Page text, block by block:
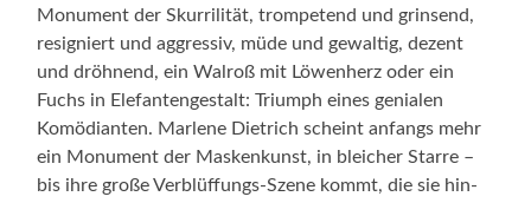
Monument der Skurrilität, trompetend und grinsend,
resigniert und aggressiv, müde und gewaltig, dezent
und dröhnend, ein Walroß mit Löwenherz oder ein
Fuchs in Elefantengestalt: Triumph eines genialen
Komödianten. Marlene Dietrich scheint anfangs mehr
ein Monument der Maskenkunst, in bleicher Starre –
bis ihre große Verblüffungs-Szene kommt, die sie hin­